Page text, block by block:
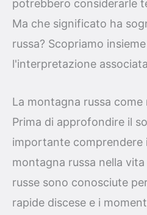
potrebbero considerarle
Ma che significato ha
russa? Scopriamo
l'interpretazione
La montagna russa
Prima di approfondire il
importante comprendere
montagna russa nella
russe sono conosciute
rapide discese e i